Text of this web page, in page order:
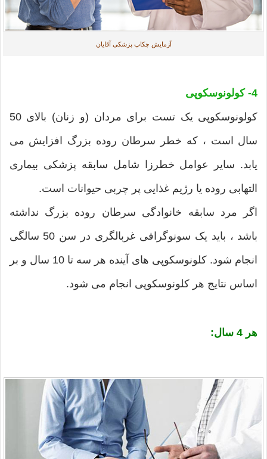
آزمایش چکاپ پزشکی آقایان
4- كولونوسكوپی
کولونوسکوپی یک تست برای مردان (و زنان) بالای 50
سال است ، که خطر سرطان روده بزرگ افزایش می
یابد. سایر عوامل خطرزا شامل سابقه پزشکی بیماری
التهابی روده یا رژیم غذایی پر چربی حیوانات است.
اگر مرد سابقه خانوادگی سرطان روده بزرگ نداشته
باشد ، باید یک سونوگرافی غربالگری در سن 50 سالگی
انجام شود. کلونوسکوپی های آینده هر سه تا 10 سال و بر
اساس نتایج هر کلونوسکوپی انجام می شود.
هر 4 سال: